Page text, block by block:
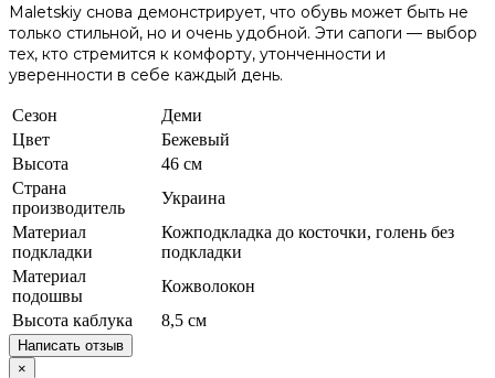
Maletskiy снова демонстрирует, что обувь может быть не
только стильной, но и очень удобной. Эти сапоги — выбор
тех, кто стремится к комфорту, утонченности и
уверенности в себе каждый день.
Сезон
Деми
Цвет
Бежевый
Высота
46 см
Страна
производитель
Украина
Материал
подкладки
Кожподкладка до косточки, голень без
подкладки
Материал
подошвы
Кожволокон
Высота каблука
8,5 см
Написать отзыв
×